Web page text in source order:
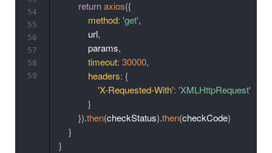
returnaxios({
method: 'get',
            url
,
            params
,
timeout: 30000,
headers: {
'X-Requested-With': 'XMLHttpRequest'
}
}).then(checkStatus).then(checkCode)
}
}
54
55
56
57
58
59